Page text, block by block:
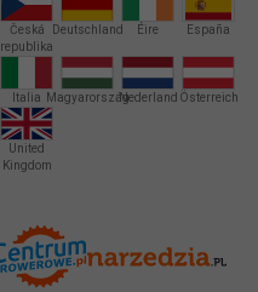
Česká
republika
Deutschland Éire España
Italia MagyarországNederland Österreich
United
Kingdom